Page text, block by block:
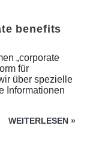
benefits
„corporate
für
über spezielle
Informationen
WEITERLESEN »